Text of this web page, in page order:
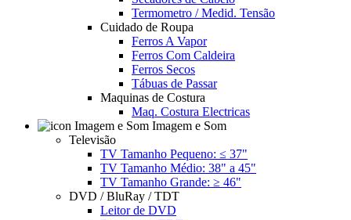
Termometro / Medid. Tensão
Cuidado de Roupa
Ferros A Vapor
Ferros Com Caldeira
Ferros Secos
Tábuas de Passar
Maquinas de Costura
Maq. Costura Electricas
Imagem e Som
Televisão
TV Tamanho Pequeno: ≤ 37"
TV Tamanho Médio: 38" a 45"
TV Tamanho Grande: ≥ 46"
DVD / BluRay / TDT
Leitor de DVD